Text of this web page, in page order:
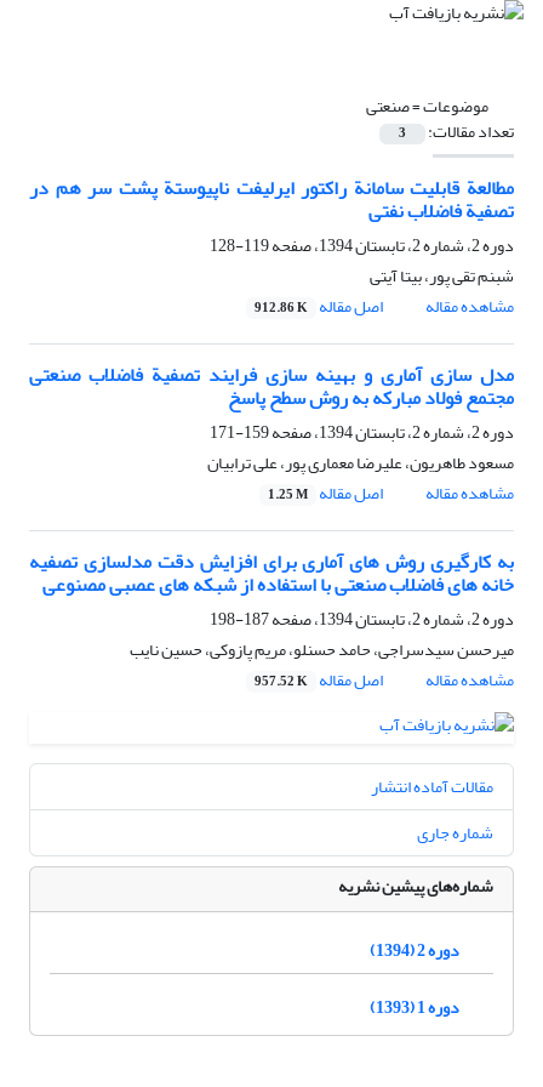
موضوعات =صنعتی
تعداد مقالات: 3
مطالعة قابلیت سامانة راکتور ایرلیفت ناپیوستة پشت سر هم در
تصفیة فاضلاب نفتی
دوره 2، شماره 2، تابستان 1394، صفحه
119-128
شبنم تقی پور، بیتا آیتی
مشاهده مقاله
اصل مقاله 912.86 K
مدل سازی آماری و بهینه سازی فرایند تصفیة فاضلاب صنعتی
مجتمع فولاد مبارکه به روش سطح پاسخ
دوره 2، شماره 2، تابستان 1394، صفحه
159-171
مسعود طاهریون، علیرضا معماری پور، علی ترابیان
مشاهده مقاله
اصل مقاله 1.25 M
به کارگیری روش های آماری برای افزایش دقت مدلسازی تصفیه
خانه های فاضلاب صنعتی با استفاده از شبکه های عصبی مصنوعی
دوره 2، شماره 2، تابستان 1394، صفحه
187-198
میرحسن سیدسراجی، حامد حسنلو، مریم پازوکی، حسین نایب
مشاهده مقاله
اصل مقاله 957.52 K
مقالات آماده انتشار
شماره جاری
شماره‌های پیشین نشریه
دوره 2 (1394)
دوره 1 (1393)